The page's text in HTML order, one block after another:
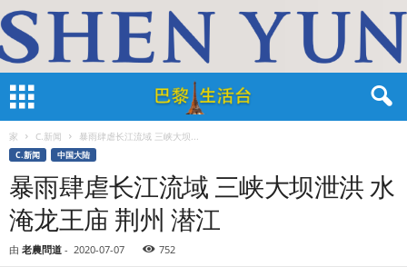
家 C.新闻 暴雨肆虐长江流域 三峡大坝...
C.新闻 中国大陆
暴雨肆虐长江流域 三峡大坝泄洪 水
淹龙王庙 荆州 潜江
由 老農問道 - 2020-07-07 752